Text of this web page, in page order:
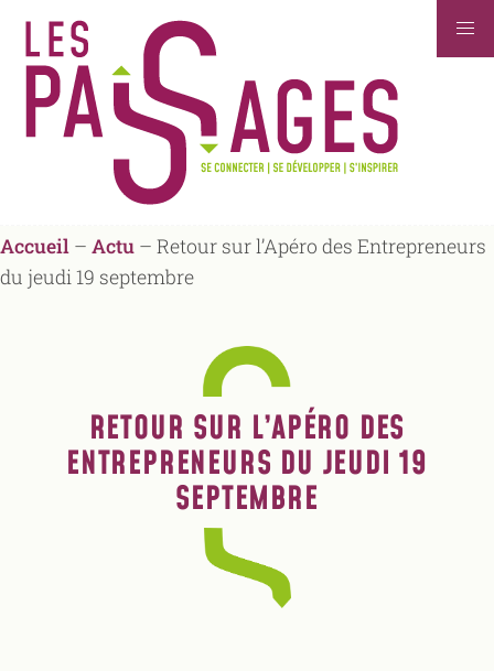
Accueil – Actu – Retour sur l’Apéro des Entrepreneurs
du jeudi 19 septembre
RETOUR SUR L’APÉRO DES
ENTREPRENEURS DU JEUDI 19
SEPTEMBRE